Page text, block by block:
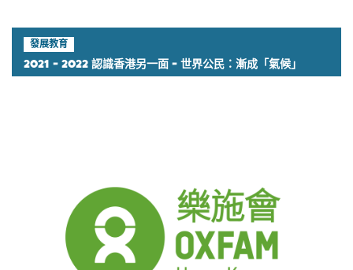
發展教育
2021 - 2022 認識香港另一面 - 世界公民：漸成「氣候」